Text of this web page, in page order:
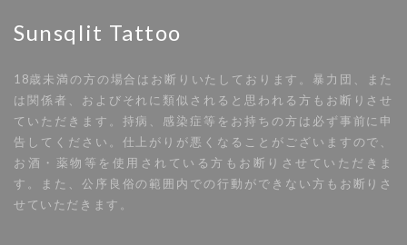
Sunsqlit Tattoo
18歳未満の方の場合はお断りいたしております。暴力団、また
は関係者、およびそれに類似されると思われる方もお断りさせ
ていただきます。持病、感染症等をお持ちの方は必ず事前に申
告してください。仕上がりが悪くなることがございますので、
お酒・薬物等を使用されている方もお断りさせていただきま
す。また、公序良俗の範囲内での行動ができない方もお断りさ
せていただきます。